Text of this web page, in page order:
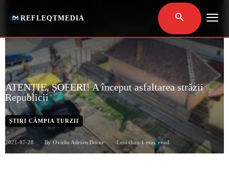
REFLEQTMEDIA
ATENȚIE, ȘOFERI! A început asfaltarea străzii
Republicii
ȘTIRI CÂMPIA TURZII
2021-07-28 By Ovidiu Adrian Bucur Less than 1 min. read